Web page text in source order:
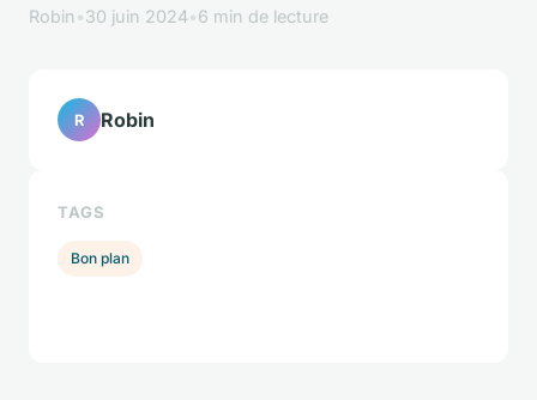
Robin •30 juin 2024•6 min de lecture
R Robin
TAGS
Bon plan